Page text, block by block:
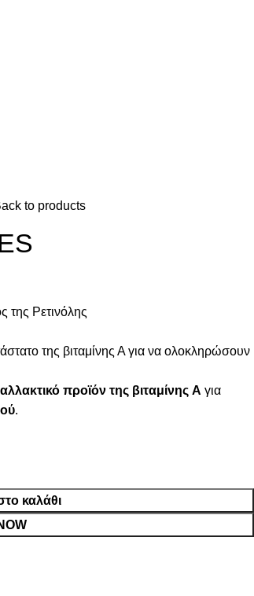
to products
της Ρετινόλης
της βιταμίνης Α για να ολοκληρώσουν
προϊόν της βιταμίνης A για
.
καλάθι